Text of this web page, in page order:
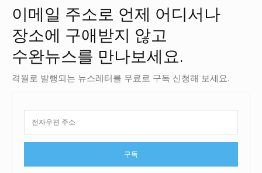
이메일 주소로 언제 어디서나
장소에 구애받지 않고
수완뉴스를 만나보세요.
격월로 발행되는 뉴스레터를 무료로 구독 신청해 보세요.
구독